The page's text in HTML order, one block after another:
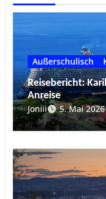
Außerschulisch
Reisebericht:
Anreise
Joniii
5. Mai 2026